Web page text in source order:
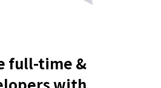
full-time &